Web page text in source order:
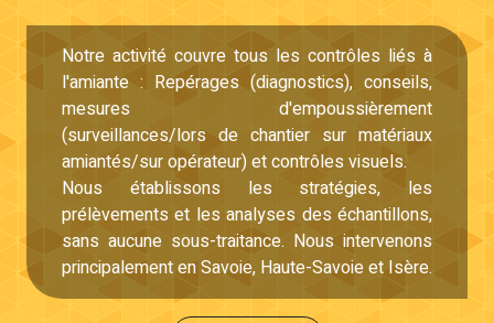
Notre activité couvre tous les contrôles liés à
l'amiante : Repérages (diagnostics), conseils,
mesures d'empoussièrement
(surveillances/lors de chantier sur matériaux
amiantés/sur opérateur) et contrôles visuels.
Nous établissons les stratégies, les
prélèvements et les analyses des échantillons,
sans aucune sous-traitance. Nous intervenons
principalement en Savoie, Haute-Savoie et Isère.